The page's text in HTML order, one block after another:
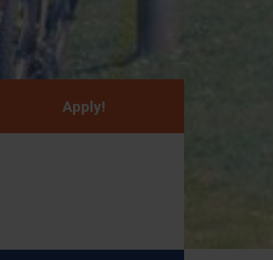
Apply!